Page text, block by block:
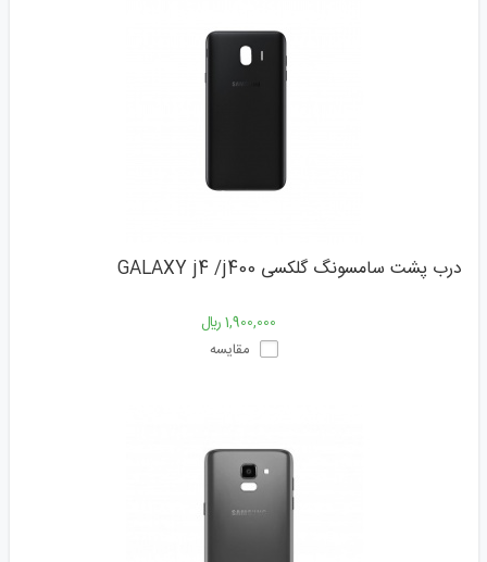
درب پشت سامسونگ گلکسی GALAXY j4 /j400
1,900,000 ﷼
مقایسه